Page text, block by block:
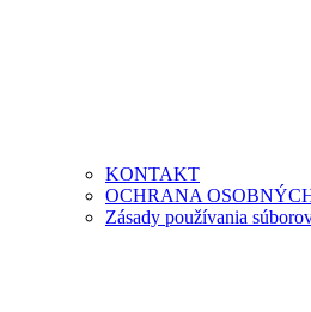
KONTAKT
OCHRANA
Zásady používania